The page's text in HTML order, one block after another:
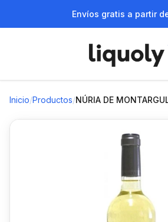
Envíos gratis a partir
Inicio/Productos/NÚRIA DE